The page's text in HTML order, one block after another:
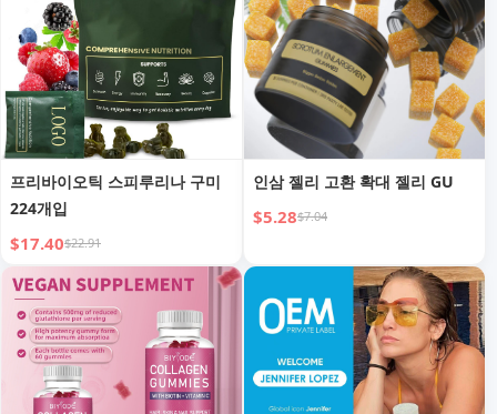
프리바이오틱 스피루리나 구미
224개입
$17.40$22.91
인삼 젤리 고환 확대 젤리 GU
$5.28$7.04